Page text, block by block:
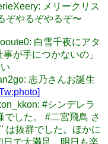
メリークリス
ぞやるぞやるぞ〜
白雪千夜にアタ
が手につかないの」
志乃さんお誕生
#シンデレラ
した。 #二宮飛鳥 さ
は抜群でした。ほかに
日で大満足。明日も楽